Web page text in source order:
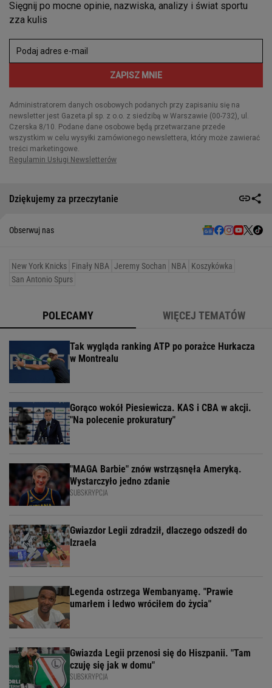
Dziękujemy za przeczytanie
Obserwuj nas
New York Knicks Finały NBA Jeremy Sochan NBA
Koszykówka
San Antonio Spurs
POLECAMY WIĘCEJ TEMATÓW
Tak wygląda ranking ATP po porażce Hurkacza
w Montrealu
Gorąco wokół Piesiewicza. KAS i CBA w akcji.
"Na polecenie prokuratury"
"MAGA Barbie" znów wstrząsnęła Ameryką.
Wystarczyło jedno zdanie
SUBSKRYPCJA
Gwiazdor Legii zdradził, dlaczego odszedł do
Izraela
Legenda ostrzega Wembanyamę. "Prawie
umarłem i ledwo wróciłem do życia"
Gwiazda Legii przenosi się do Hiszpanii. "Tam
czuję się jak w domu"
SUBSKRYPCJA